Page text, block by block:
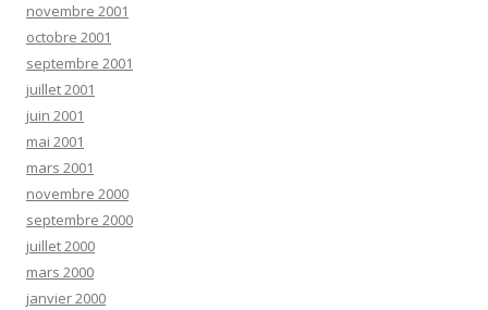
novembre 2001
octobre 2001
septembre 2001
juillet 2001
juin 2001
mai 2001
mars 2001
novembre 2000
septembre 2000
juillet 2000
mars 2000
janvier 2000